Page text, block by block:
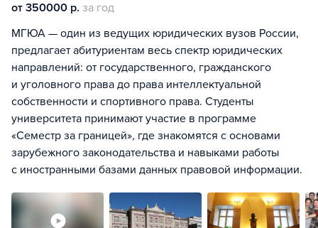
от 350000 р. за год
МГЮА — один из ведущих юридических вузов России,
предлагает абитуриентам весь спектр юридических
направлений: от государственного, гражданского
и уголовного права до права интеллектуальной
собственности и спортивного права. Студенты
университета принимают участие в программе
«Семестр за границей», где знакомятся с основами
зарубежного законодательства и навыками работы
с иностранными базами данных правовой информации.